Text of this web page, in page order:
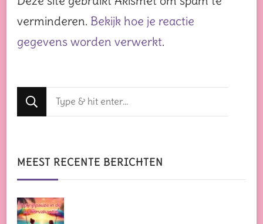
verminderen. Bekijk hoe je reactie
gegevens worden verwerkt.
Op
zoek
iets?
MEEST RECENTE BERICHTEN